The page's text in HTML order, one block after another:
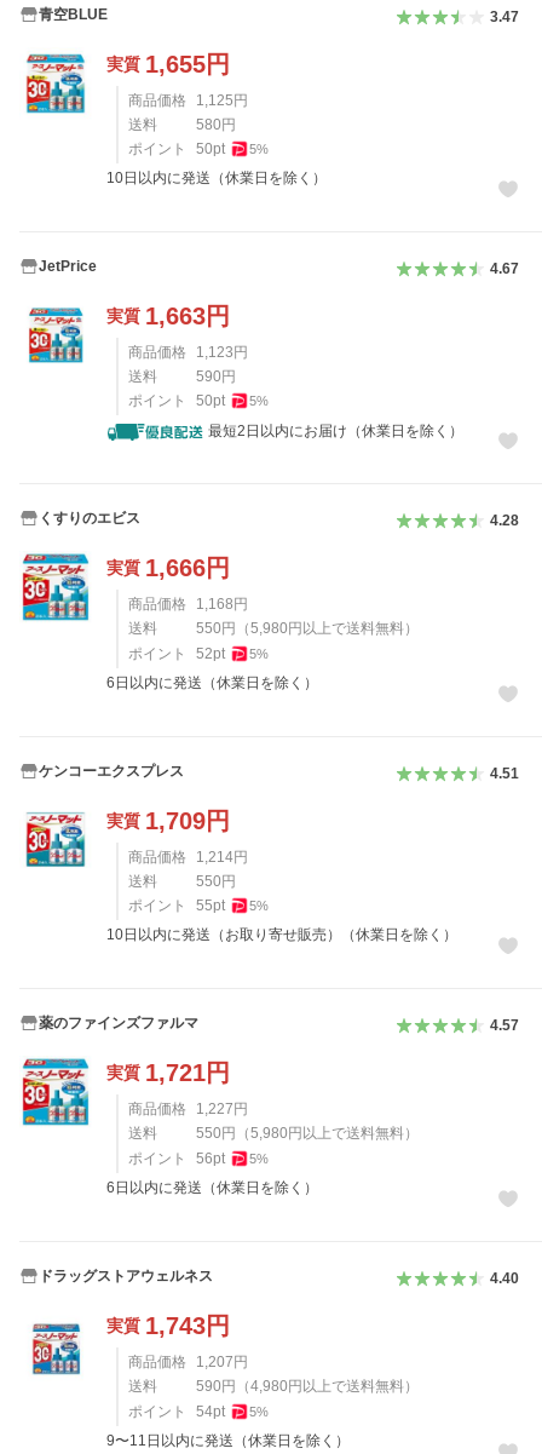
青空BLUE 3.47
実質 1,655円
商品価格 1,125 円
送料
580 円
ポイント
50pt 5%
10日以内に発送（休業日を除く）
JetPrice 4.67
実質 1,663円
商品価格 1,123 円
送料
590 円
ポイント
50pt 5%
最短2日以内にお届け（休業日を除く）
くすりのエビス 4.28
実質 1,666円
商品価格 1,168 円
送料
550 円 （5,980 円以上で送料無料）
ポイント
52pt 5%
6日以内に発送（休業日を除く）
ケンコーエクスプレス 4.51
実質 1,709円
商品価格 1,214円
送料
550 円
ポイント
55pt 5%
10日以内に発送（お取り寄せ販売）（休業日を除く）
薬のファインズファルマ 4.57
実質 1,721円
商品価格 1,227 円
送料
550 円 （5,980 円以上で送料無料）
ポイント
56pt 5%
6日以内に発送（休業日を除く）
ドラッグストアウェルネス 4.40
実質 1,743円
商品価格 1,207 円
送料
590 円 （4,980 円以上で送料無料）
ポイント
54pt 5%
9〜11日以内に発送（休業日を除く）